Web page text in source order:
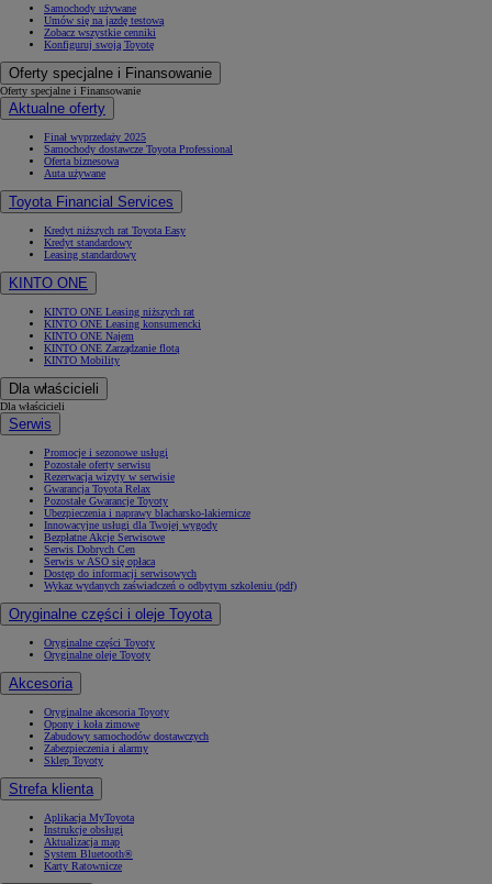
Samochody używane
Umów się na jazdę testową
Zobacz wszystkie cenniki
Konfiguruj swoją Toyotę
Oferty specjalne i Finansowanie
Oferty specjalne i Finansowanie
Aktualne oferty
Finał wyprzedaży 2025
Samochody dostawcze Toyota Professional
Oferta biznesowa
Auta używane
Toyota Financial Services
Kredyt niższych rat Toyota Easy
Kredyt standardowy
Leasing standardowy
KINTO ONE
KINTO ONE Leasing niższych rat
KINTO ONE Leasing konsumencki
KINTO ONE Najem
KINTO ONE Zarządzanie flotą
KINTO Mobility
Dla właścicieli
Dla właścicieli
Serwis
Promocje i sezonowe usługi
Pozostałe oferty serwisu
Rezerwacja wizyty w serwisie
Gwarancja Toyota Relax
Pozostałe Gwarancje Toyoty
Ubezpieczenia i naprawy blacharsko-lakiernicze
Innowacyjne usługi dla Twojej wygody
Bezpłatne Akcje Serwisowe
Serwis Dobrych Cen
Serwis w ASO się opłaca
Dostęp do informacji serwisowych
Wykaz wydanych zaświadczeń o odbytym szkoleniu (pdf)
Oryginalne części i oleje Toyota
Oryginalne części Toyoty
Oryginalne oleje Toyoty
Akcesoria
Oryginalne akcesoria Toyoty
Opony i koła zimowe
Zabudowy samochodów dostawczych
Zabezpieczenia i alarmy
Sklep Toyoty
Strefa klienta
Aplikacja MyToyota
Instrukcje obsługi
Aktualizacja map
System Bluetooth®
Karty Ratownicze